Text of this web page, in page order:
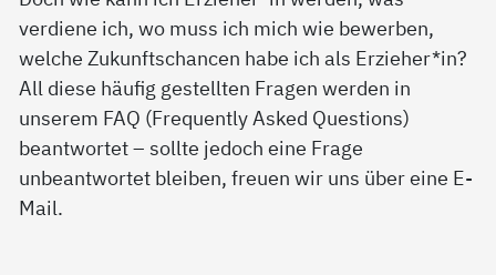
verdiene ich, wo muss ich mich wie bewerben,
welche Zukunftschancen habe ich als Erzieher*in?
All diese häufig gestellten Fragen werden in
unserem FAQ (Frequently Asked Questions)
beantwortet – sollte jedoch eine Frage
unbeantwortet bleiben, freuen wir uns über eine E-
Mail.